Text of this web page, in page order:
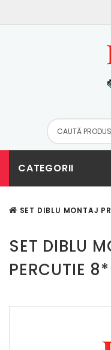
CATEGORII
SET DIBLU MONTAJ
SET DIBLU
PERCUTIE